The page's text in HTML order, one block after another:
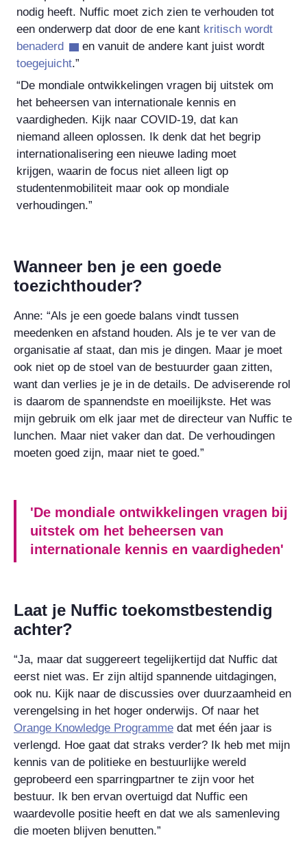
nodig heeft. Nuffic moet zich zien te verhouden tot
een onderwerp dat door de ene kant kritisch wordt
benaderd
en vanuit de andere kant juist wordt
toegejuicht.”
“De mondiale ontwikkelingen vragen bij uitstek om
het beheersen van internationale kennis en
vaardigheden. Kijk naar COVID-19, dat kan
niemand alleen oplossen. Ik denk dat het begrip
internationalisering een nieuwe lading moet
krijgen, waarin de focus niet alleen ligt op
studentenmobiliteit maar ook op mondiale
verhoudingen.”
Wanneer ben je een goede
toezichthouder?
Anne: “Als je een goede balans vindt tussen
meedenken en afstand houden. Als je te ver van de
organisatie af staat, dan mis je dingen. Maar je moet
ook niet op de stoel van de bestuurder gaan zitten,
want dan verlies je je in de details. De adviserende rol
is daarom de spannendste en moeilijkste. Het was
mijn gebruik om elk jaar met de directeur van Nuffic te
lunchen. Maar niet vaker dan dat. De verhoudingen
moeten goed zijn, maar niet te goed.”
'De mondiale ontwikkelingen vragen bij
uitstek om het beheersen van
internationale kennis en vaardigheden'
Laat je Nuffic toekomstbestendig
achter?
“Ja, maar dat suggereert tegelijkertijd dat Nuffic dat
eerst niet was. Er zijn altijd spannende uitdagingen,
ook nu. Kijk naar de discussies over duurzaamheid en
verengelsing in het hoger onderwijs. Of naar het
Orange Knowledge Programme dat met één jaar is
verlengd. Hoe gaat dat straks verder? Ik heb met mijn
kennis van de politieke en bestuurlijke wereld
geprobeerd een sparringpartner te zijn voor het
bestuur. Ik ben ervan overtuigd dat Nuffic een
waardevolle positie heeft en dat we als samenleving
die moeten blijven benutten.”